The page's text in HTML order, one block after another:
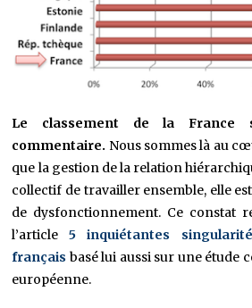
Le classement de la France
commentaire. Nous sommes là au
que la gestion de la relation
collectif de travailler ensemble, elle
de dysfonctionnement. Ce constat
l’article5 inquiétantes
français basé lui aussi sur une étude
européenne.